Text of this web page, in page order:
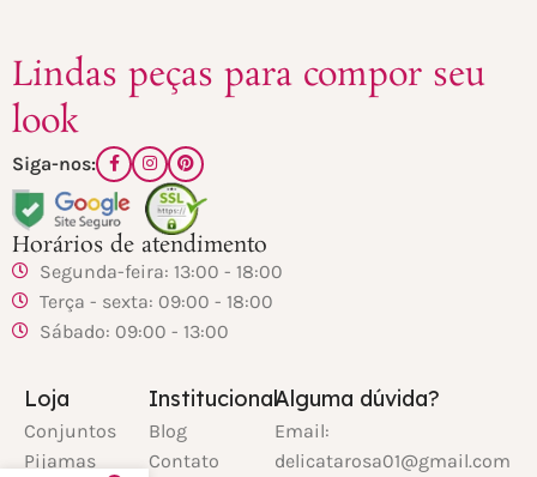
Lindas peças para compor seu
look
Siga-nos:
Horários de atendimento
Segunda-feira: 13:00 - 18:00
Terça - sexta: 09:00 - 18:00
Sábado: 09:00 - 13:00
Loja
Conjuntos
Pijamas
Institucional
Blog
Contato
Alguma dúvida?
Email:
delicatarosa01@gmail.com